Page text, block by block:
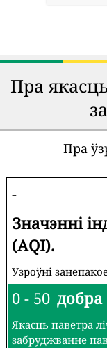
Пра
Пра
-
Значэнні
(AQI).
Узроўні
0 - 50 добра
Якасць паветра
забруджванне